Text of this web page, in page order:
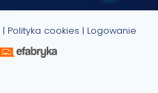
| Polityka cookies | Logowanie